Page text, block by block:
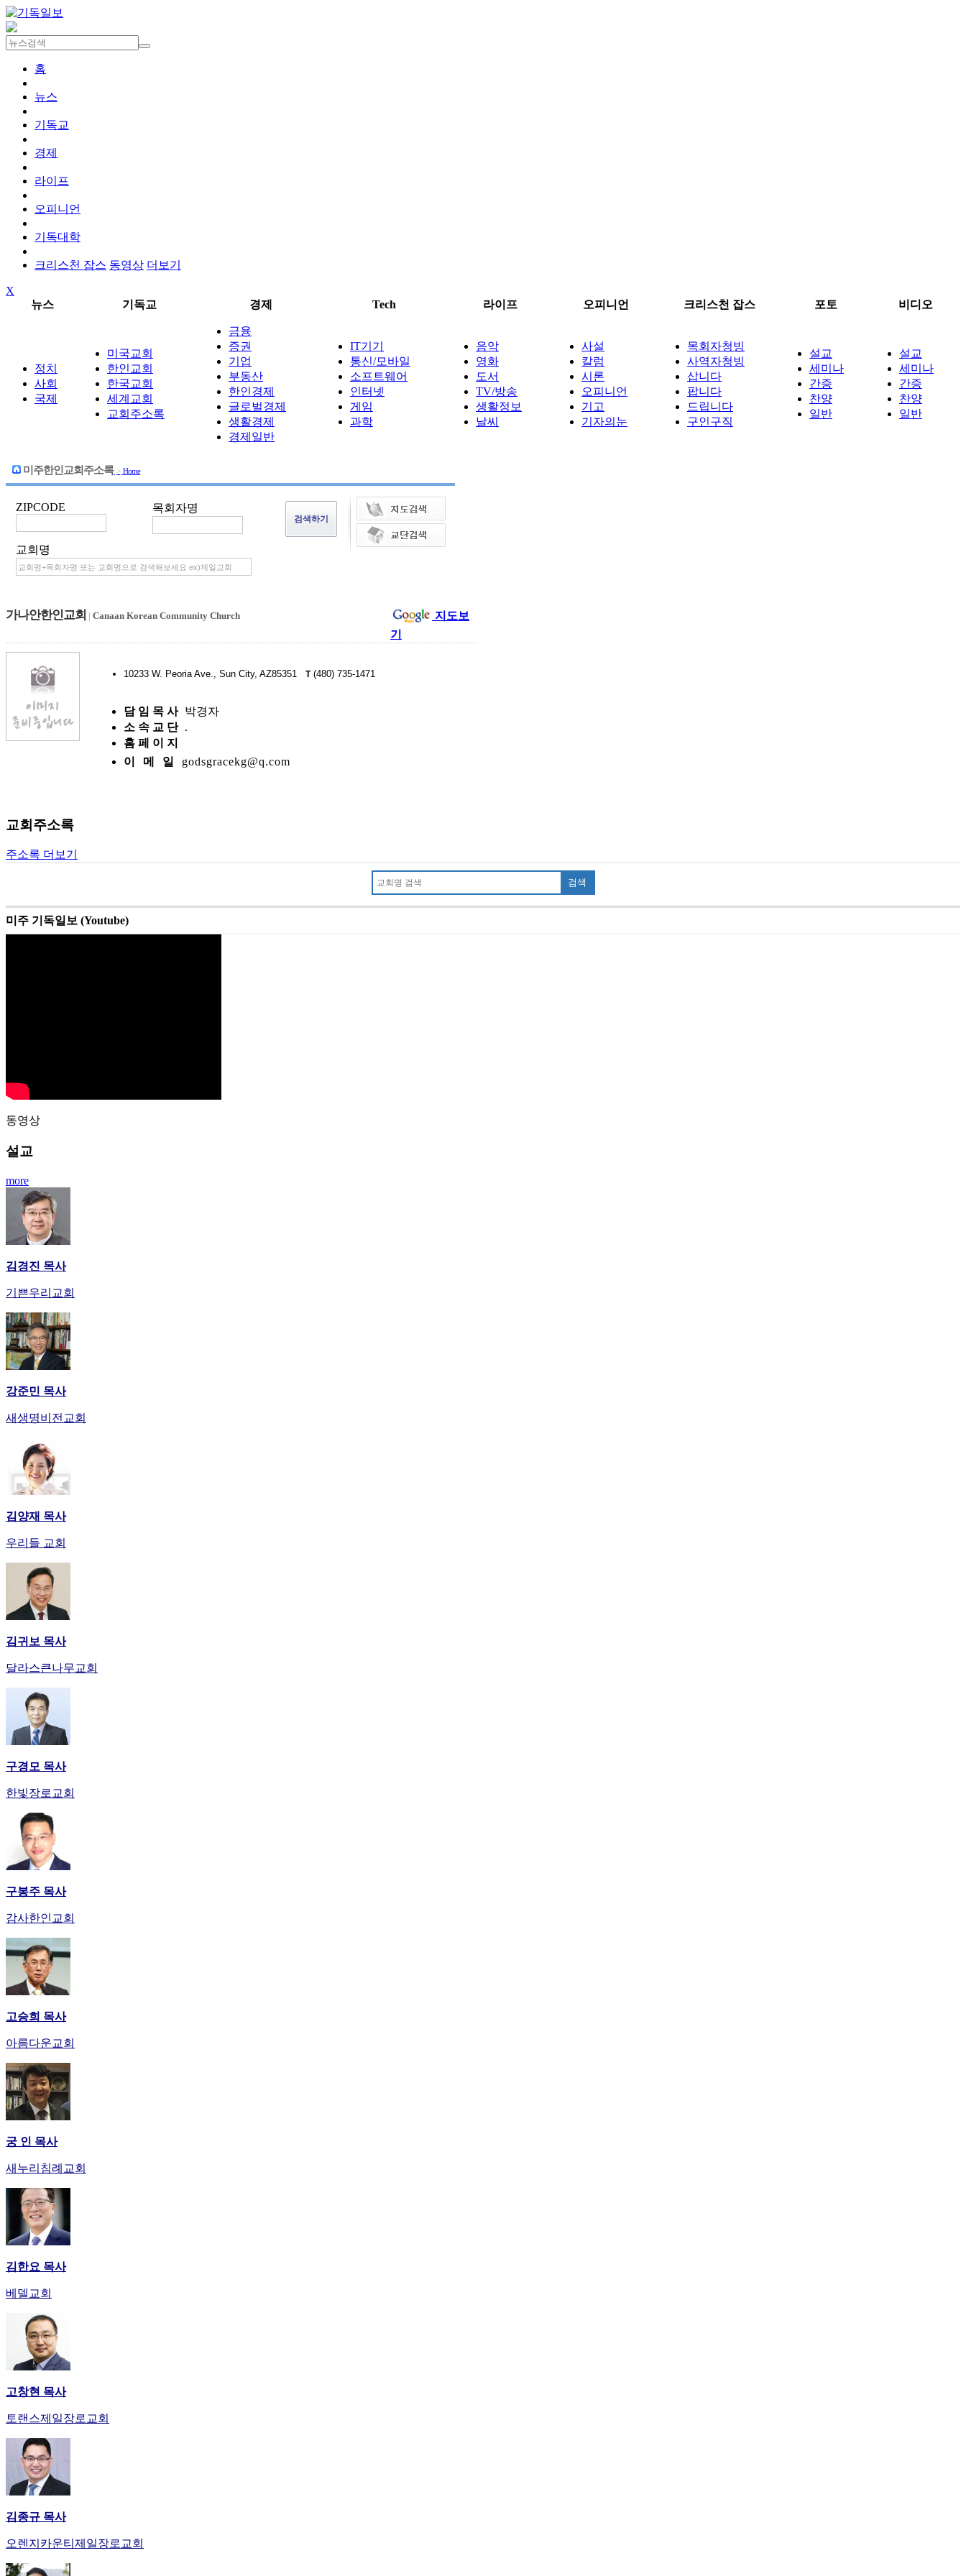
홈
뉴스
기독교
경제
라이프
오피니언
기독대학
크리스천 잡스 동영상 더보기
X
뉴스
기독교 경제 Tech 라이프 오피니언 크리스천 잡스 포토 비디오
정치
사회
국제
미국교회
한인교회
한국교회
세계교회
교회주소록
금융
증권
기업
부동산
한인경제
글로벌경제
생활경제
경제일반
IT기기
통신/모바일
소프트웨어
인터넷
게임
과학
음악
영화
도서
TV/방송
생활정보
날씨
사설
칼럼
시론
오피니언
기고
기자의눈
목회자청빙
사역자청빙
삽니다
팝니다
드립니다
구인구직
설교
세미나
간증
찬양
일반
설교
세미나
간증
찬양
일반
미주한인교회주소록 > Home
ZIPCODE 목회자명
교회명
가나안한인교회 | Canaan Korean Community Church
지도보
기
10233 W. Peoria Ave., Sun City, AZ85351 T(480) 735-1471
담 임 목 사 박경자
소 속 교 단 .
홈 페 이 지
이 메 일
godsgracekg@q.com
교회주소록
주소록 더보기
검색
미주 기독일보 (Youtube)
동영상
설교
more
김경진 목사
기쁜우리교회
강준민 목사
새생명비전교회
김양재 목사
우리들 교회
김귀보 목사
달라스큰나무교회
구경모 목사
한빛장로교회
구봉주 목사
감사한인교회
고승희 목사
아름다운교회
궁 인 목사
새누리침례교회
김한요 목사
베델교회
고창현 목사
토랜스제일장로교회
김종규 목사
오렌지카운티제일장로교회